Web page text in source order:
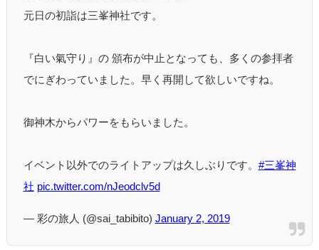
元日の初詣は三峯神社です。
『白い氣守り』の 頒布が中止となっても、多くの参拝者
でにぎわっていました。早く再開して欲しいですね。
御神木からパワーをもらいました。
イベント以外でのライトアップは久しぶりです。 #三峯神
社 pic.twitter.com/nJeodclv5d
— 彩の旅人 (@sai_tabibito) January 2, 2019